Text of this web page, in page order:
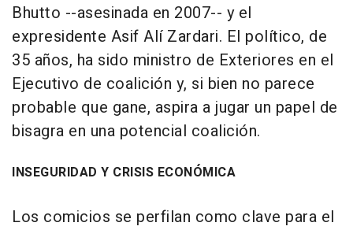
Bhutto --asesinada en 2007-- y el
expresidente Asif Alí Zardari. El político, de
35 años, ha sido ministro de Exteriores en el
Ejecutivo de coalición y, si bien no parece
probable que gane, aspira a jugar un papel de
bisagra en una potencial coalición.
INSEGURIDAD Y CRISIS ECONÓMICA
Los comicios se perfilan como clave para el